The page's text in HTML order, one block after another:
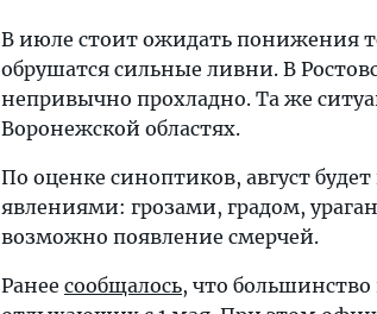
В июле стоит ожидать понижения
обрушатся сильные ливни. В
непривычно прохладно. Та же
Воронежской областях.
По оценке синоптиков, август
явлениями: грозами, градом,
возможно появление смерчей.
Ранее сообщалось, что